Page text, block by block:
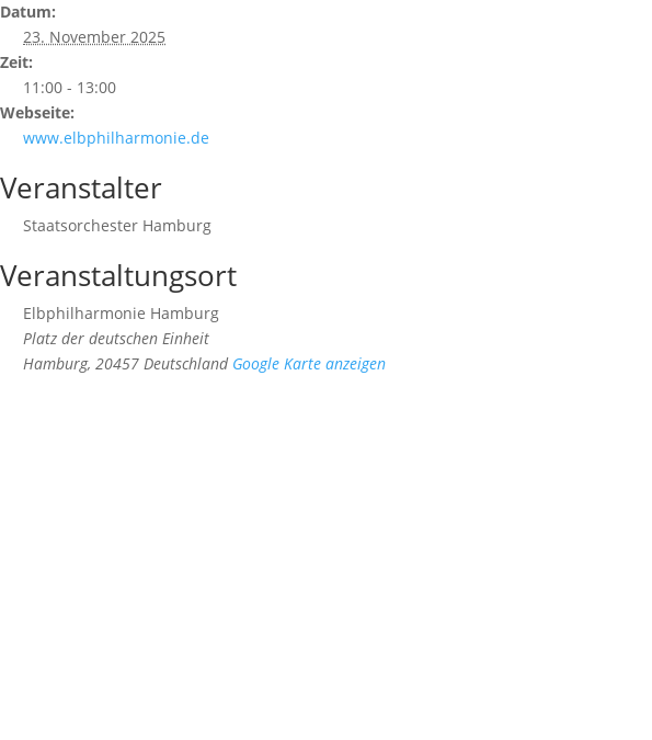
Datum:
23. November 2025
Zeit:
11:00 - 13:00
Webseite:
www.elbphilharmonie.de
Veranstalter
Staatsorchester Hamburg
Veranstaltungsort
Elbphilharmonie Hamburg
Platz der deutschen Einheit
Hamburg, 20457 Deutschland Google Karte anzeigen